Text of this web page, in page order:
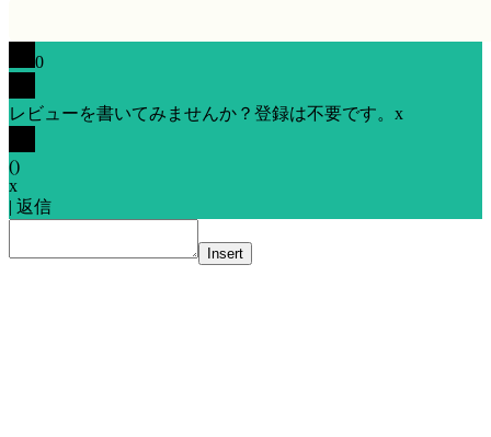
0
レビューを書いてみませんか？登録は不要です。 x
()
x
| 返信
Insert